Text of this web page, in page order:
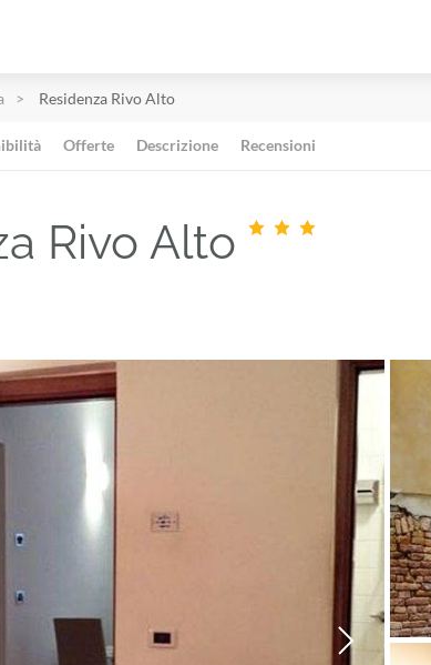
Residenza Rivo Alto
Offerte Descrizione Recensioni
Rivo Alto